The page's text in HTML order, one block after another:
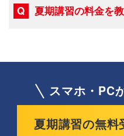
夏期講習の料金を
スマホ・PC
夏期講習の無料